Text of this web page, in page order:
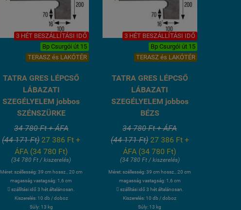
3 HÉT BESZÁLLÍTÁSI IDŐ
Bp Csurgói út 15
TERASZ és LAKÓTÉR
TATRA GRES LÉPCSŐ
LÁBAZATI
SZEGÉLYELEM jobbos
SZÉNSZÜRKE
34 780 Ft + ÁFA
(44 171 Ft) 27 386 Ft +
ÁFA (34 780 Ft)
(34 780 Ft / kiszerelés)
Méret: széllesség: 39 cm hossz., 20 cm
magasság vastagság: 1,6 cm
 szállítási idő 3 hét általánosan.
Kiszerelés: 10 db / doboz
Súly: 13 kg
3 HÉT BESZÁLLÍTÁSI IDŐ
Bp Csurgói út 15
TERASZ és LAKÓTÉR
TATRA GRES LÉPCSŐ
LÁBAZATI
SZEGÉLYELEM jobbos
BÉZS
34 780 Ft + ÁFA
(44 171 Ft) 27 386 Ft +
ÁFA (34 780 Ft)
(34 780 Ft / kiszerelés)
Méret: széllesség: 39 cm hossz., 20 cm
magasság vastagság: 1,6 cm
 szállítási idő 3 hét általánosan.
Kiszerelés: 10 db / doboz
Súly: 13 kg